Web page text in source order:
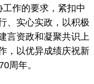
作的要求，紧扣中
、实心实政，以积极
言资政和凝聚共识上
，以优异成绩庆祝新
周年。